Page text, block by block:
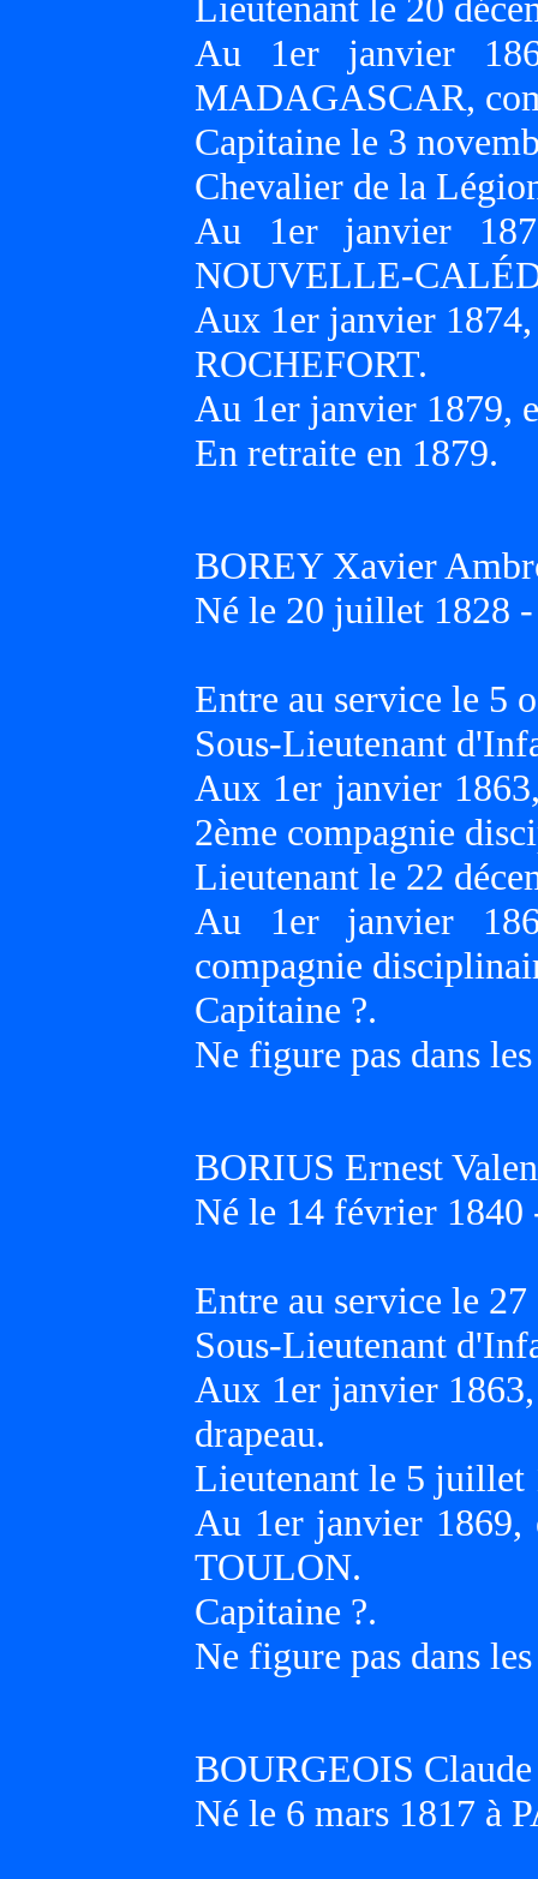
Au 1er janvier
MADAGASCAR,
Capitaine le 3
Chevalier de la
Au 1er janvier
NOUVELLE-
Aux 1er janvier
ROCHEFORT.
Au 1er janvier 1879,
En retraite en 1879.
BOREY Xavier
Né le 20 juillet 1828 -
Entre au service le 5
Sous-Lieutenant
Aux 1er janvier
2ème compagnie
Lieutenant le 22
Au 1er janvier
compagnie
Capitaine ?.
Ne figure pas dans
BORIUS Ernest
Né le 14 février 1840
Entre au service le
Sous-Lieutenant
Aux 1er janvier
drapeau.
Lieutenant le 5 juillet
Au 1er janvier 1869,
TOULON.
Capitaine ?.
Ne figure pas dans
BOURGEOIS Claude
Né le 6 mars 1817 à